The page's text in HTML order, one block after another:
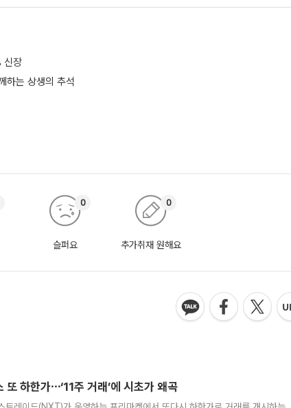
신장
하는 상생의 추석
슬퍼요
0
추가취재 원해요
0
하한가⋯‘11주 거래’에 시초가 왜곡